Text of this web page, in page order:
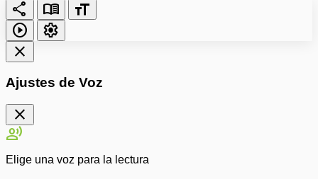
share
menu_book
format_size
play_circle
settings
close
Ajustes de Voz
close
record_voice_over
Elige una voz para la lectura